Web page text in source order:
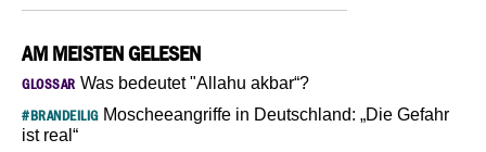
AM MEISTEN GELESEN
GLOSSAR Was bedeutet "Allahu akbar“?
#BRANDEILIGMoscheeangriffe in Deutschland: „Die Gefahr
ist real“